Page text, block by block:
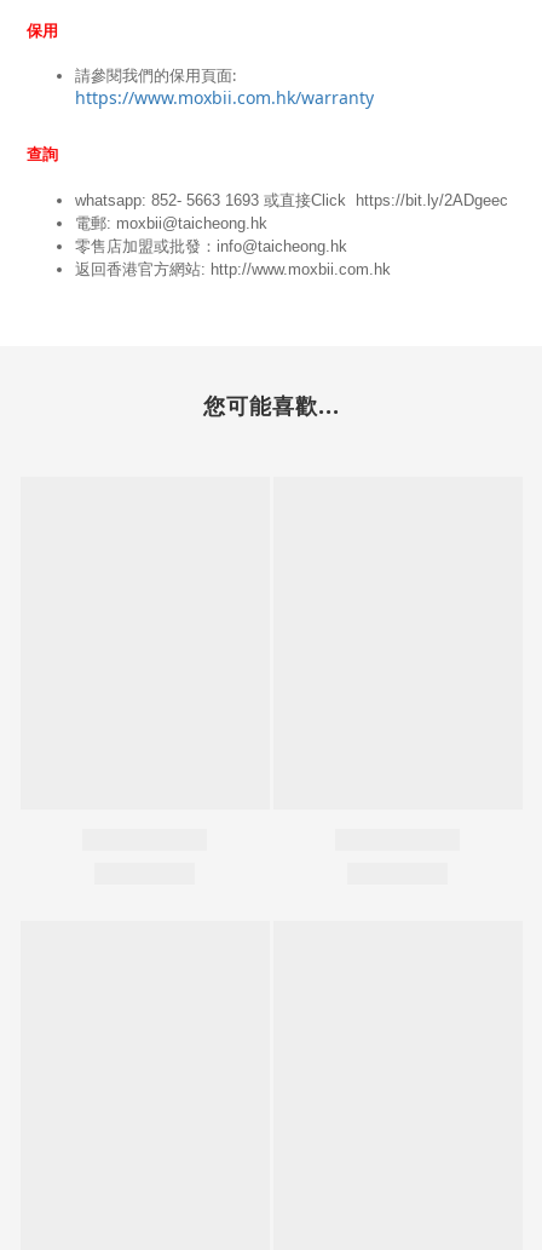
保用
https://www.moxbii.com.hk/warranty
查詢
whatsapp: 852- 5663 1693 或直接Click
https://bit.ly/2ADgeec
電郵: moxbii@taicheong.hk
零售店加盟或批發：info@taicheong.hk
返回香港官方網站: http://www.moxbii.com.hk
您可能喜歡...